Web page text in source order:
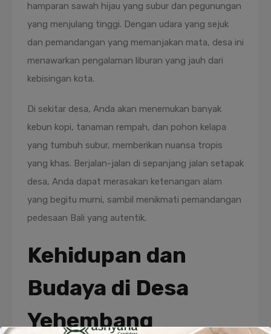
hamparan sawah hijau yang subur dan pegunungan
yang menjulang tinggi. Dengan udara yang sejuk
dan pemandangan yang memanjakan mata, desa ini
menawarkan pengalaman liburan yang jauh dari
kebisingan kota.
Di sekitar desa, Anda akan menemukan banyak
kebun kopi, tanaman rempah, dan pohon kelapa
yang tumbuh subur, memberikan nuansa tropis
yang khas. Berjalan-jalan di sepanjang jalan setapak
desa, Anda dapat merasakan ketenangan alam
yang begitu murni, sambil menikmati pemandangan
pedesaan Bali yang autentik.
Kehidupan dan
Budaya di Desa
Yehembang